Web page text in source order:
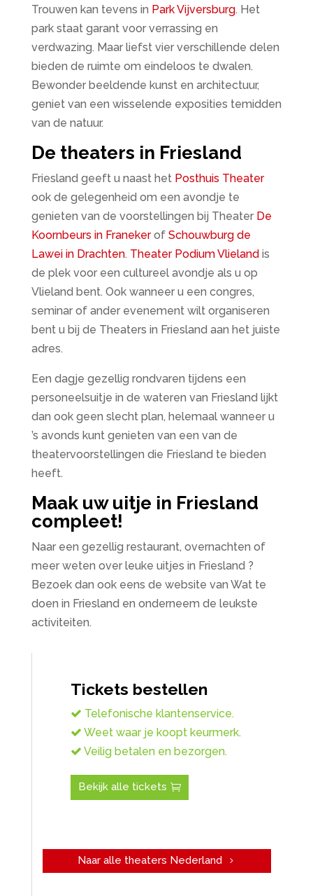
Trouwen kan tevens in Park Vijversburg. Het
park staat garant voor verrassing en
verdwazing. Maar liefst vier verschillende delen
bieden de ruimte om eindeloos te dwalen.
Bewonder beeldende kunst en architectuur,
geniet van een wisselende exposities temidden
van de natuur.
De theaters in Friesland
Friesland geeft u naast het Posthuis Theater
ook de gelegenheid om een avondje te
genieten van de voorstellingen bij Theater De
Koornbeurs in Franekerof Schouwburg de
Lawei in Drachten. Theater Podium Vlielandis
de plek voor een cultureel avondje als u op
Vlieland bent. Ook wanneer u een congres,
seminar of ander evenement wilt organiseren
bent u bij de Theaters in Friesland aan het juiste
adres.
Een dagje gezellig rondvaren tijdens een
personeelsuitje in de wateren van Friesland lijkt
dan ook geen slecht plan, helemaal wanneer u
’s avonds kunt genieten van een van de
theatervoorstellingen die Friesland te bieden
heeft.
Maak uw uitje in Friesland
compleet!
Naar een gezellig restaurant, overnachten of
meer weten over leuke uitjes in Friesland ?
Bezoek dan ook eens de website van Wat te
doen in Friesland en onderneem de leukste
activiteiten.
Tickets bestellen
Telefonische klantenservice.
Weet waar je koopt keurmerk.
Veilig betalen en bezorgen.
Bekijk alle tickets
Naar alle theaters Nederland